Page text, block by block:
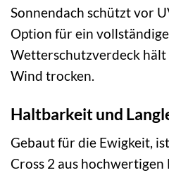
Sonnendach schützt vor
Option für ein
Wetterschutzverdeck hält
Wind trocken.
Haltbarkeit und
Gebaut für die Ewigkeit,
Cross 2 aus